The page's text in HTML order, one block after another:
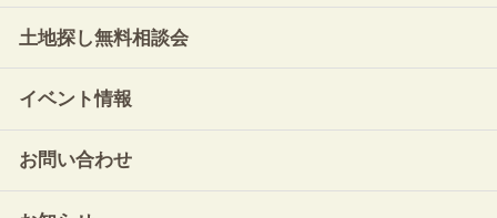
土地探し無料相談会
イベント情報
お問い合わせ